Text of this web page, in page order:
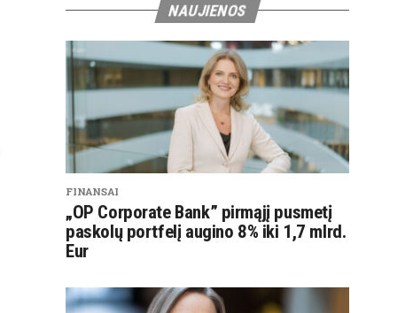
NAUJIENOS
FINANSAI
„OP Corporate Bank” pirmąjį pusmetį
paskolų portfelį augino 8% iki 1,7 mlrd.
Eur